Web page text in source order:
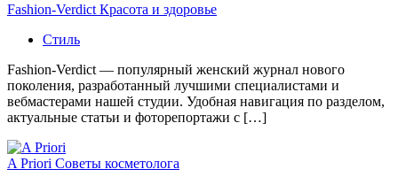
Fashion-Verdict Красота и здоровье
Стиль
Fashion-Verdict — популярный женский журнал нового
поколения, разработанный лучшими специалистами и
вебмастерами нашей студии. Удобная навигация по разделом,
актуальные статьи и фоторепортажи с […]
A Priori Советы косметолога